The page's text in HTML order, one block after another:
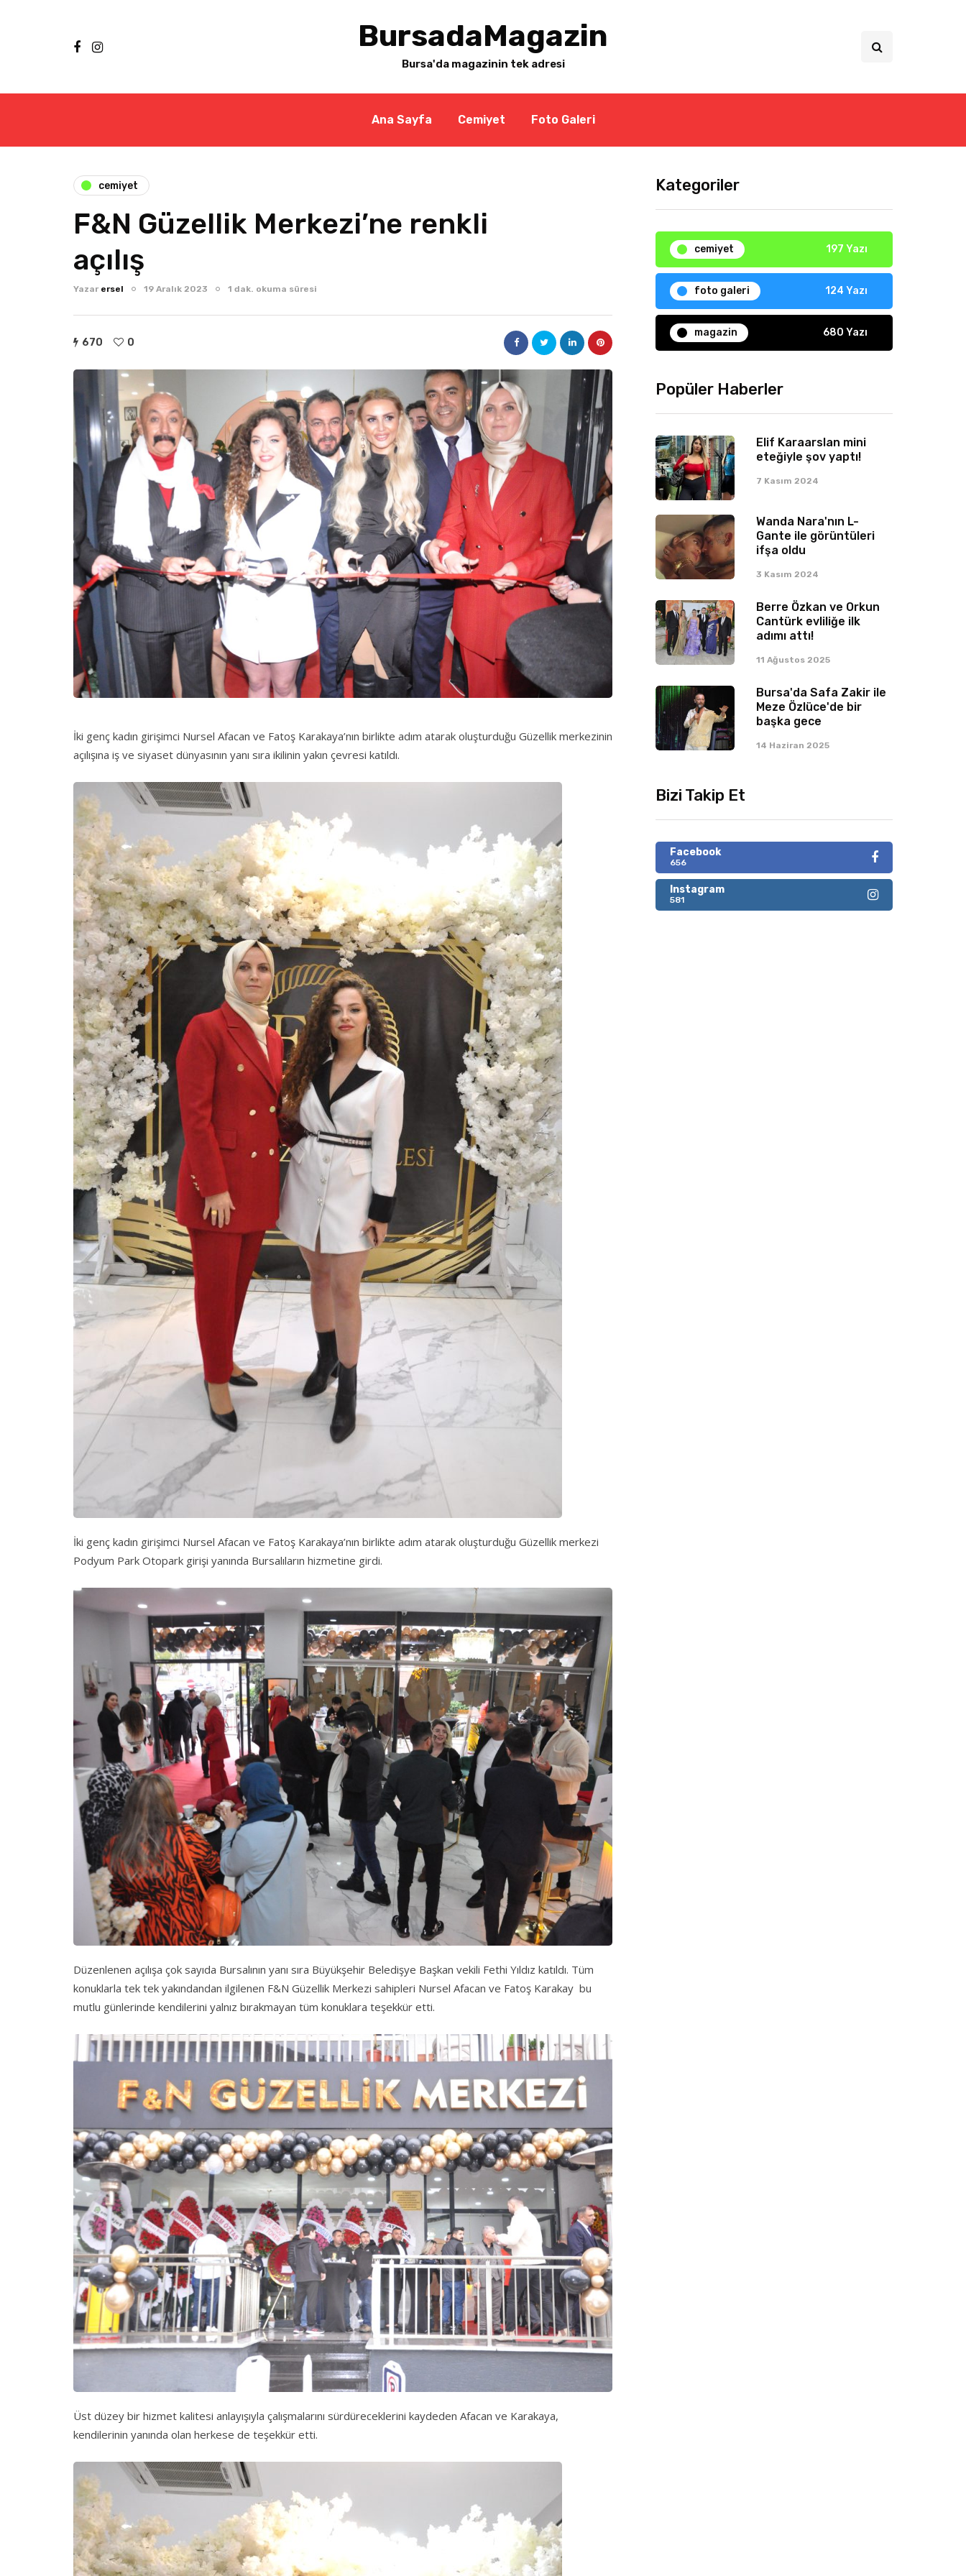
BursadaMagazin
Bursa'da magazinin tek adresi
Ana Sayfa Cemiyet Foto Galeri
cemiyet
F&N Güzellik Merkezi’ne renkli
açılış
Yazar ersel 19 Aralık 2023 1 dak. okuma süresi
670 0
İki genç kadın girişimci Nursel Afacan ve Fatoş Karakaya’nın birlikte adım atarak oluşturduğu Güzellik merkezinin
açılışına iş ve siyaset dünyasının yanı sıra ikilinin yakın çevresi katıldı.
İki genç kadın girişimci Nursel Afacan ve Fatoş Karakaya’nın birlikte adım atarak oluşturduğu Güzellik merkezi
Podyum Park Otopark girişi yanında Bursalıların hizmetine girdi.
Düzenlenen açılışa çok sayıda Bursalının yanı sıra Büyükşehir Beledişye Başkan vekili Fethi Yıldız katıldı. Tüm
konuklarla tek tek yakındandan ilgilenen F&N Güzellik Merkezi sahipleri Nursel Afacan ve Fatoş Karakay bu
mutlu günlerinde kendilerini yalnız bırakmayan tüm konuklara teşekkür etti.
Üst düzey bir hizmet kalitesi anlayışıyla çalışmalarını sürdüreceklerini kaydeden Afacan ve Karakaya,
kendilerinin yanında olan herkese de teşekkür etti.
Kategoriler
cemiyet 197 Yazı
foto galeri 124 Yazı
magazin 680 Yazı
Popüler Haberler
Elif Karaarslan mini
eteğiyle şov yaptı!
7 Kasım 2024
Wanda Nara'nın L-
Gante ile görüntüleri
ifşa oldu
3 Kasım 2024
Berre Özkan ve Orkun
Cantürk evliliğe ilk
adımı attı!
11 Ağustos 2025
Bursa'da Safa Zakir ile
Meze Özlüce'de bir
başka gece
14 Haziran 2025
Bizi Takip Et
Facebook
656
Instagram
581